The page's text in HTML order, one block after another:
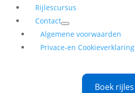
Rijlescursus
Contact
Algemene voorwaarden
Privace-en Cookieverklaring
Boek rijles